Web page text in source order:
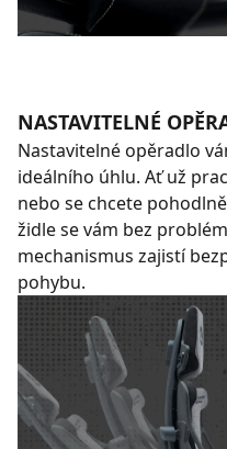
NASTAVITELNÉ
Nastavitelné opěradlo
ideálního úhlu. Ať už
nebo se chcete
židle se vám bez
mechanismus zajistí
pohybu.